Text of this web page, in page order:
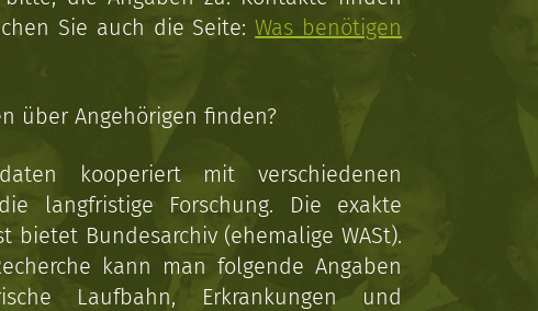
Sie auch die Seite:Was benötigen
über Angehörigen finden?
kooperiert mit verschiedenen
langfristige Forschung. Die exakte
bietet Bundesarchiv (ehemalige WASt).
kann man folgende Angaben
Laufbahn, Erkrankungen und